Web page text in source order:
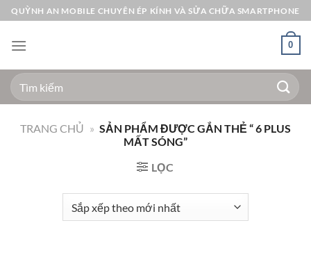
Bỏ
qua
nội
QUỲNH AN MOBILE CHUYÊN ÉP KÍNH VÀ SỬA CHỮA SMARTPHONE
0
Tìm
kiếm:
TRANG CHỦ » SẢN PHẨM ĐƯỢC GẮN THẺ “ 6 PLUS
MẤT SÓNG”
LỌC